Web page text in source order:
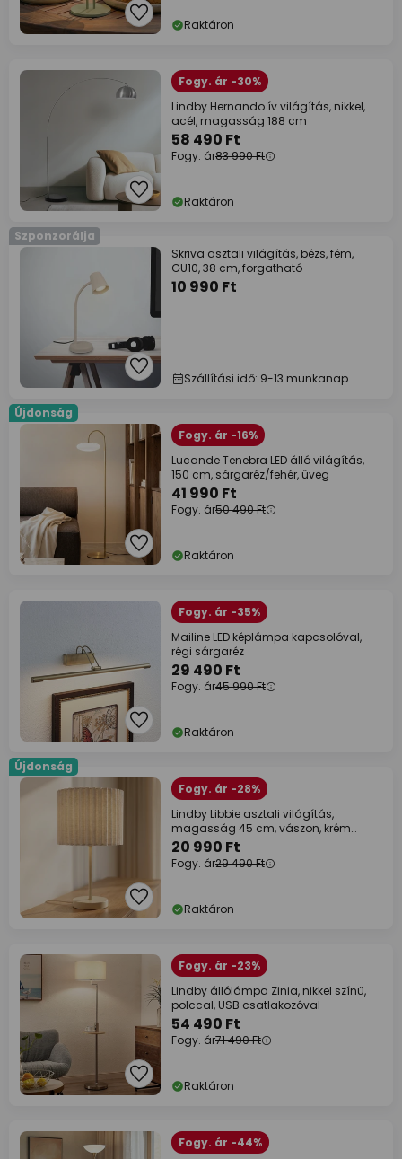
Raktáron
Fogy. ár -30%
Lindby Hernando ív világítás, nikkel,
acél, magasság 188 cm
58 490 Ft
Fogy. ár83 990 Ft
Raktáron
Szponzorálja
Skriva asztali világítás, bézs, fém,
GU10, 38 cm, forgatható
10 990 Ft
Szállítási idő: 9-13 munkanap
Újdonság
Fogy. ár -16%
Lucande Tenebra LED álló világítás,
150 cm, sárgaréz/fehér, üveg
41 990 Ft
Fogy. ár50 490 Ft
Raktáron
Fogy. ár -35%
Mailine LED képlámpa kapcsolóval,
régi sárgaréz
29 490 Ft
Fogy. ár45 990 Ft
Raktáron
Újdonság
Fogy. ár -28%
Lindby Libbie asztali világítás,
magasság 45 cm, vászon, krém
színű, E27
20 990 Ft
Fogy. ár29 490 Ft
Raktáron
Fogy. ár -23%
Lindby állólámpa Zinia, nikkel színű,
polccal, USB csatlakozóval
54 490 Ft
Fogy. ár71 490 Ft
Raktáron
Fogy. ár -44%